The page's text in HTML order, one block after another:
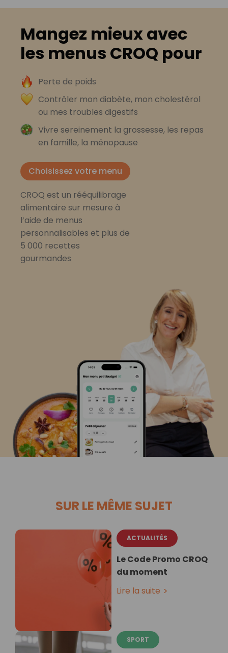
Mangez mieux avec
les menus CROQ pour
Perte de poids
Contrôler mon diabète, mon cholestérol
ou mes troubles digestifs
Vivre sereinement la grossesse, les repas
en famille, la ménopause
Choisissez votre menu
CROQ est un rééquilibrage
alimentaire sur mesure à
l’aide de menus
personnalisables et plus de
5 000 recettes
gourmandes
SUR LE MÊME SUJET
ACTUALITÉS
Le Code Promo CROQ
du moment
Lire la suite
SPORT